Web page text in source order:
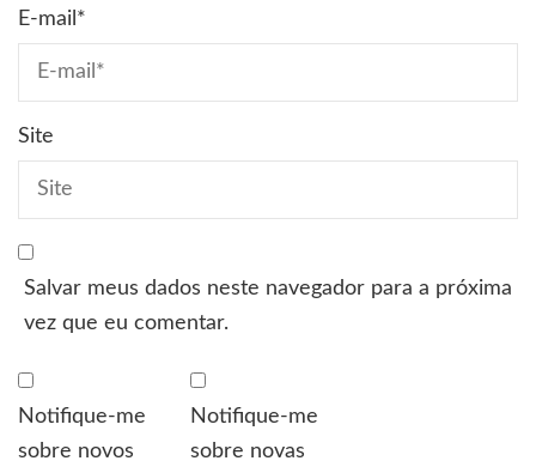
E-mail *
Site
Salvar meus dados neste navegador para a próxima
vez que eu comentar.
Notifique-me
sobre novos
Notifique-me
sobre novas